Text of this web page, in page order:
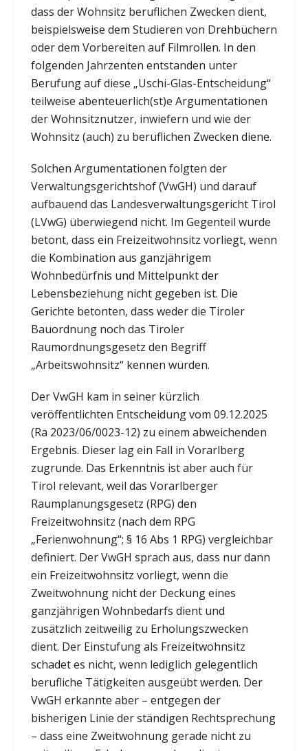
dass der Wohnsitz beruflichen Zwecken dient,
beispielsweise dem Studieren von Drehbüchern
oder dem Vorbereiten auf Filmrollen. In den
folgenden Jahrzenten entstanden unter
Berufung auf diese „Uschi-Glas-Entscheidung“
teilweise abenteuerlich(st)e Argumentationen
der Wohnsitznutzer, inwiefern und wie der
Wohnsitz (auch) zu beruflichen Zwecken diene.
Solchen Argumentationen folgten der
Verwaltungsgerichtshof (VwGH) und darauf
aufbauend das Landesverwaltungsgericht Tirol
(LVwG) überwiegend nicht. Im Gegenteil wurde
betont, dass ein Freizeitwohnsitz vorliegt, wenn
die Kombination aus ganzjährigem
Wohnbedürfnis und Mittelpunkt der
Lebensbeziehung nicht gegeben ist. Die
Gerichte betonten, dass weder die Tiroler
Bauordnung noch das Tiroler
Raumordnungsgesetz den Begriff
„Arbeitswohnsitz“ kennen würden.
Der VwGH kam in seiner kürzlich
veröffentlichten Entscheidung vom 09.12.2025
(Ra 2023/06/0023-12) zu einem abweichenden
Ergebnis. Dieser lag ein Fall in Vorarlberg
zugrunde. Das Erkenntnis ist aber auch für
Tirol relevant, weil das Vorarlberger
Raumplanungsgesetz (RPG) den
Freizeitwohnsitz (nach dem RPG
„Ferienwohnung“; § 16 Abs 1 RPG) vergleichbar
definiert. Der VwGH sprach aus, dass nur dann
ein Freizeitwohnsitz vorliegt, wenn die
Zweitwohnung nicht der Deckung eines
ganzjährigen Wohnbedarfs dient und
zusätzlich zeitweilig zu Erholungszwecken
dient. Der Einstufung als Freizeitwohnsitz
schadet es nicht, wenn lediglich gelegentlich
berufliche Tätigkeiten ausgeübt werden. Der
VwGH erkannte aber – entgegen der
bisherigen Linie der ständigen Rechtsprechung
– dass eine Zweitwohnung gerade nicht zu